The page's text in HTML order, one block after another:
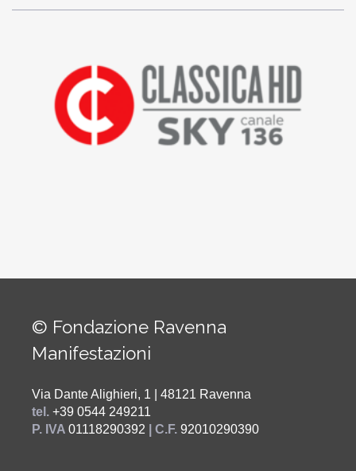
© Fondazione Ravenna
Manifestazioni
Via Dante Alighieri, 1 | 48121 Ravenna
tel. +39 0544 249211
P. IVA 01118290392 | C.F. 92010290390